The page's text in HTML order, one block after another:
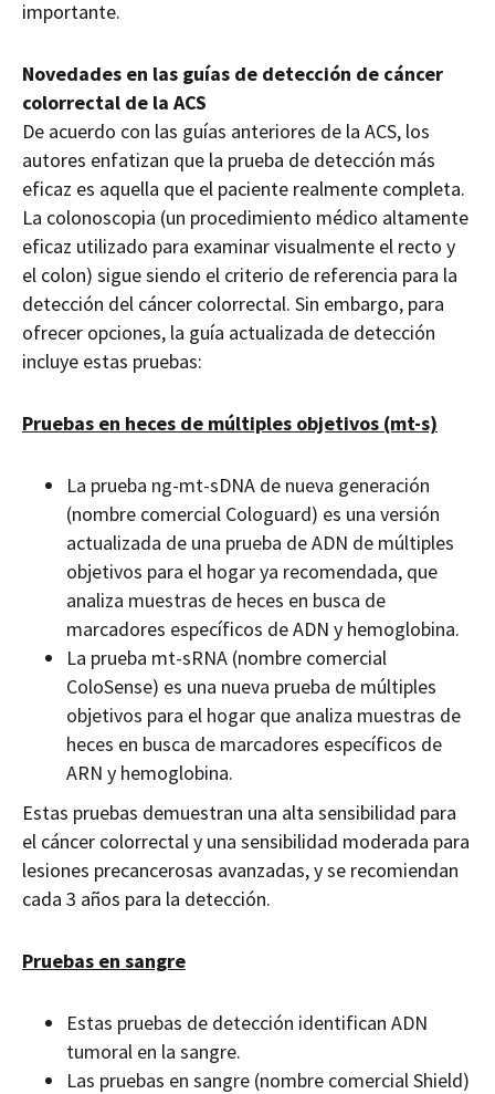
importante.
Novedades en las guías de detección de cáncer
colorrectal de la ACS
De acuerdo con las guías anteriores de la ACS, los
autores enfatizan que la prueba de detección más
eficaz es aquella que el paciente realmente completa.
La colonoscopia (un procedimiento médico altamente
eficaz utilizado para examinar visualmente el recto y
el colon) sigue siendo el criterio de referencia para la
detección del cáncer colorrectal. Sin embargo, para
ofrecer opciones, la guía actualizada de detección
incluye estas pruebas:
Pruebas en heces de múltiples objetivos (mt-s)
La prueba ng-mt-sDNA de nueva generación
(nombre comercial Cologuard) es una versión
actualizada de una prueba de ADN de múltiples
objetivos para el hogar ya recomendada, que
analiza muestras de heces en busca de
marcadores específicos de ADN y hemoglobina.
La prueba mt-sRNA (nombre comercial
ColoSense) es una nueva prueba de múltiples
objetivos para el hogar que analiza muestras de
heces en busca de marcadores específicos de
ARN y hemoglobina.
Estas pruebas demuestran una alta sensibilidad para
el cáncer colorrectal y una sensibilidad moderada para
lesiones precancerosas avanzadas, y se recomiendan
cada 3 años para la detección.
Pruebas en sangre
Estas pruebas de detección identifican ADN
tumoral en la sangre.
Las pruebas en sangre (nombre comercial Shield)